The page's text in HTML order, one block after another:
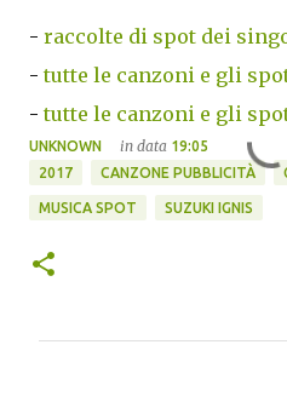
- raccolte di spot dei
-tutte le canzoni e gli
-tutte le canzoni e gli
UNKNOWN in data 19:05
2017
CANZONE PUBBLICITÀ
MUSICA SPOT SUZUKI IGNIS